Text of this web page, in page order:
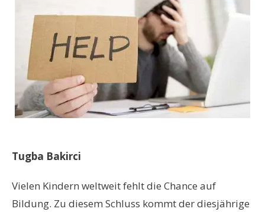
Tugba Bakirci
Vielen Kindern weltweit fehlt die Chance auf
Bildung. Zu diesem Schluss kommt der diesjährige